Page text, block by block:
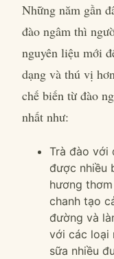
Những năm gần
đào ngâm thì
nguyên liệu mới
dạng và thú vị
chế biến từ đào
nhất như:
Trà đào với
được nhiều
hương
chanh tạo
đường và
với các loại
sữa nhiều